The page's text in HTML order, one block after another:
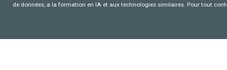
de données, a la formation en IA et aux technologies similaires. Pour tout